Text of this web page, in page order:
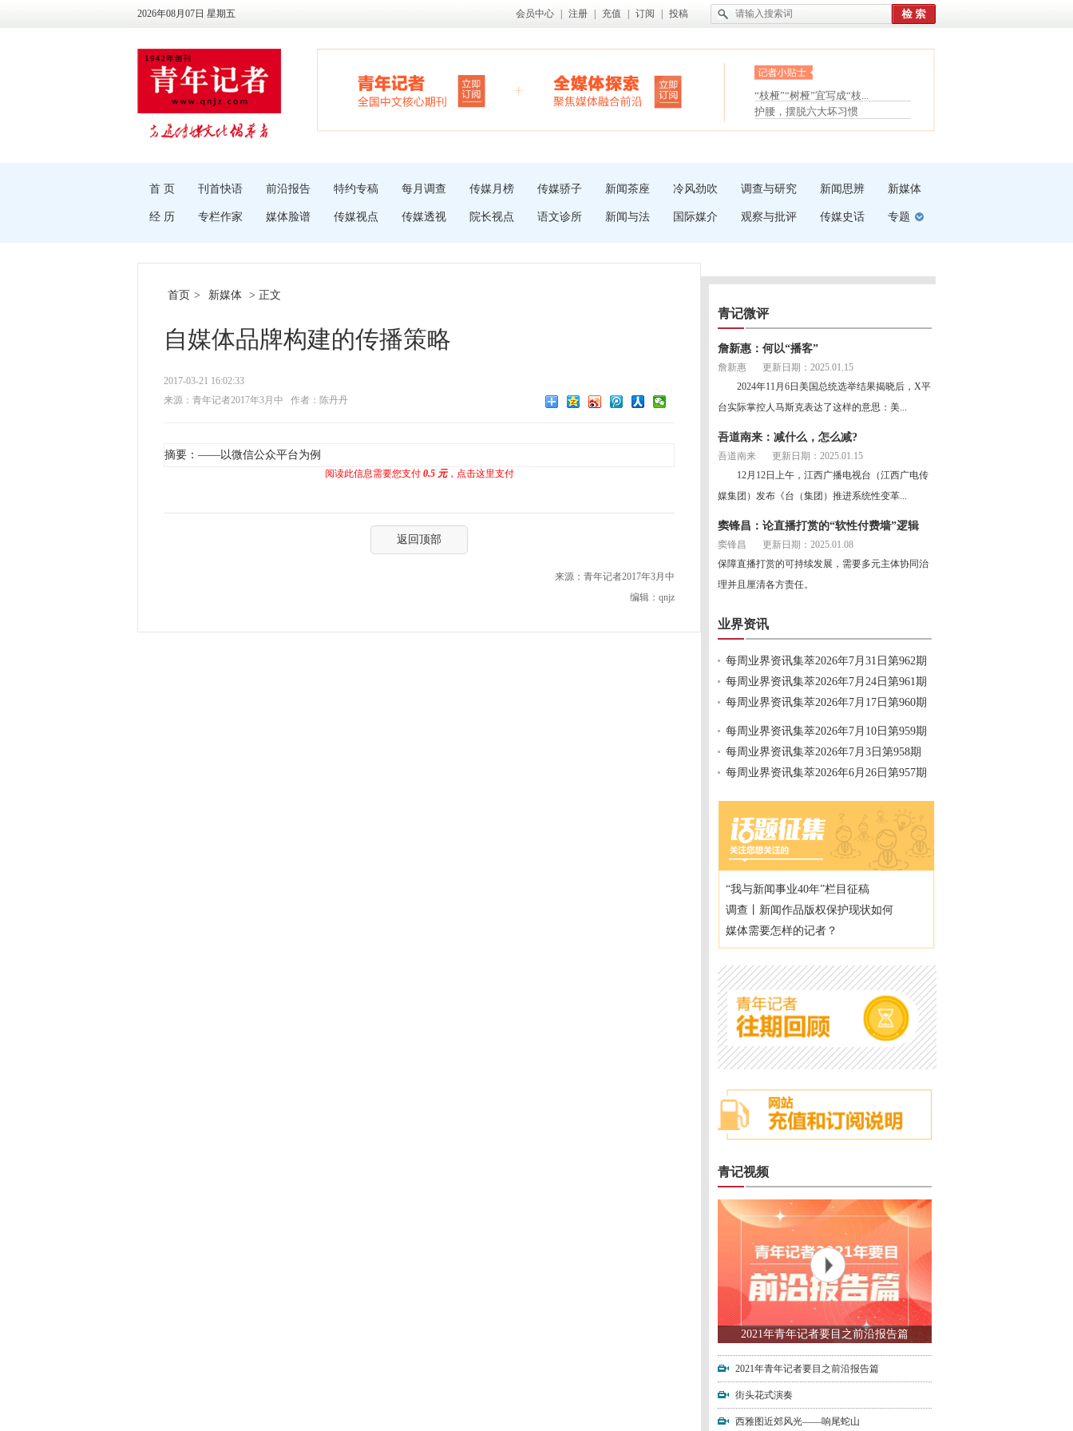
2026年08月07日 星期五 会员中心 注册 充值 订阅 投稿
眼白变红或是结膜下出血
“枝桠”“树桠”宜写成“枝...
夏天缓解疲劳有三招
护腰，摆脱六大坏习惯
受伤了冰敷还是热敷
首 页 刊首快语 前沿报告 特约专稿 每月调查 传媒月榜 传媒骄子 新闻茶座 冷风劲吹 调查与研究 新闻思辨 新媒体
经 历 专栏作家 媒体脸谱 传媒视点 传媒透视 院长视点 语文诊所 新闻与法 国际媒介 观察与批评 传媒史话 专题
首页 > 新媒体 > 正文
自媒体品牌构建的传播策略
2017-03-21 16:02:33
来源：青年记者2017年3月中
作者：陈丹丹
摘要：——以微信公众平台为例
阅读此信息需要您支付 0.5 元，点击这里支付
返回顶部
来源：青年记者2017年3月中
编辑：qnjz
青记微评
詹新惠：何以“播客”
詹新惠
更新日期：2025.01.15
2024年11月6日美国总统选举结果揭晓后，X平
台实际掌控人马斯克表达了这样的意思：美...
吾道南来：减什么，怎么减?
吾道南来
更新日期：2025.01.15
12月12日上午，江西广播电视台（江西广电传
媒集团）发布《台（集团）推进系统性变革...
窦锋昌：论直播打赏的“软性付费墙”逻辑
窦锋昌
更新日期：2025.01.08
保障直播打赏的可持续发展，需要多元主体协同治
理并且厘清各方责任。
业界资讯
每周业界资讯集萃2026年7月31日第962期
每周业界资讯集萃2026年7月24日第961期
每周业界资讯集萃2026年7月17日第960期
每周业界资讯集萃2026年7月10日第959期
每周业界资讯集萃2026年7月3日第958期
每周业界资讯集萃2026年6月26日第957期
“我与新闻事业40年”栏目征稿
调查丨新闻作品版权保护现状如何
媒体需要怎样的记者？
青记视频
2021年青年记者要目之前沿报告篇
2021年青年记者要目之前沿报告篇
街头花式演奏
西雅图近郊风光——响尾蛇山